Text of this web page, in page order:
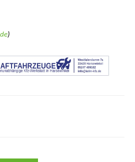
)